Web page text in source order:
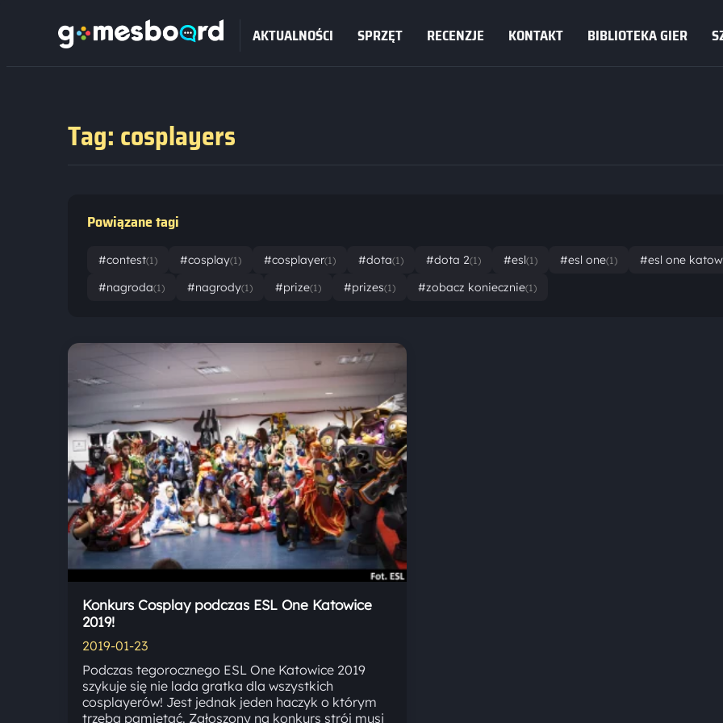
AKTUALNOŚCI SPRZĘT RECENZJE KONTAKT BIBLIOTEKA GIER
Tag: cosplayers
Powiązane tagi
#contest(1) #cosplay(1) #cosplayer(1) #dota(1) #dota 2(1) #esl(1) #esl one(1)
#esl one
#nagroda(1) #nagrody(1) #prize(1) #prizes(1) #zobacz koniecznie(1)
Konkurs Cosplay podczas ESL One Katowice
2019!
2019-01-23
Podczas tegorocznego ESL One Katowice 2019
szykuje się nie lada gratka dla wszystkich
cosplayerów! Jest jednak jeden haczyk o którym
trzeba pamiętać. Zgłoszony na konkurs strój musi